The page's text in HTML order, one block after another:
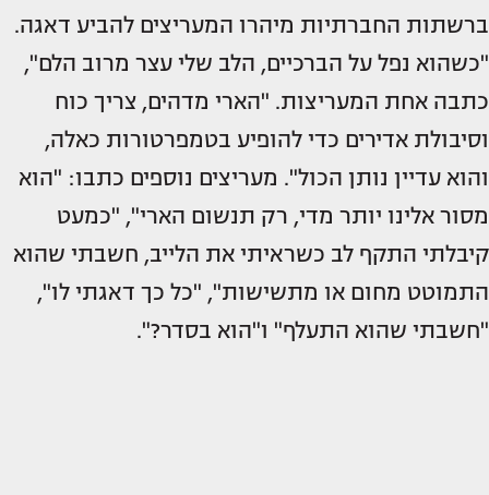
ברשתות החברתיות מיהרו המעריצים להביע דאגה.
"כשהוא נפל על הברכיים, הלב שלי עצר מרוב הלם",
כתבה אחת המעריצות. "הארי מדהים, צריך כוח
וסיבולת אדירים כדי להופיע בטמפרטורות כאלה,
והוא עדיין נותן הכול". מעריצים נוספים כתבו: "הוא
מסור אלינו יותר מדי, רק תנשום הארי", "כמעט
קיבלתי התקף לב כשראיתי את הלייב, חשבתי שהוא
התמוטט מחום או מתשישות", "כל כך דאגתי לו",
"חשבתי שהוא התעלף" ו"הוא בסדר?".